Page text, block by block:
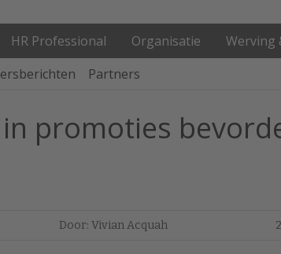
HR Professional Organisatie Werving
Partners
promoties
Door: Vivian Acquah